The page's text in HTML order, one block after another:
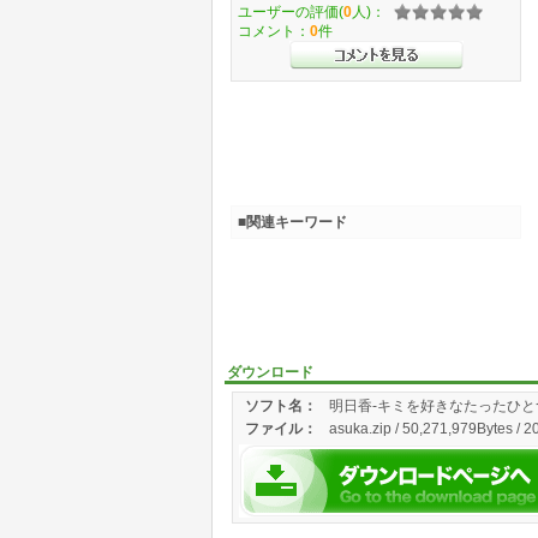
ダウンロード
ソフト名：
明日香-キミを好きなたったひ
ファイル： asuka.zip / 50,271,979Bytes /
ユーザーの評価(0 人)：
コメント： 0件
■関連キーワード